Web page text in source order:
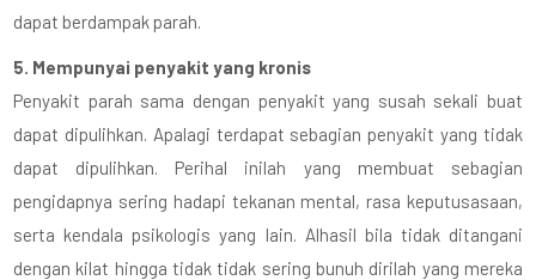
dapat berdampak parah.
5. Mempunyai penyakit yang kronis
Penyakit parah sama dengan penyakit yang susah sekali buat
dapat dipulihkan. Apalagi terdapat sebagian penyakit yang tidak
dapat dipulihkan. Perihal inilah yang membuat sebagian
pengidapnya sering hadapi tekanan mental, rasa keputusasaan,
serta kendala psikologis yang lain. Alhasil bila tidak ditangani
dengan kilat hingga tidak tidak sering bunuh dirilah yang mereka